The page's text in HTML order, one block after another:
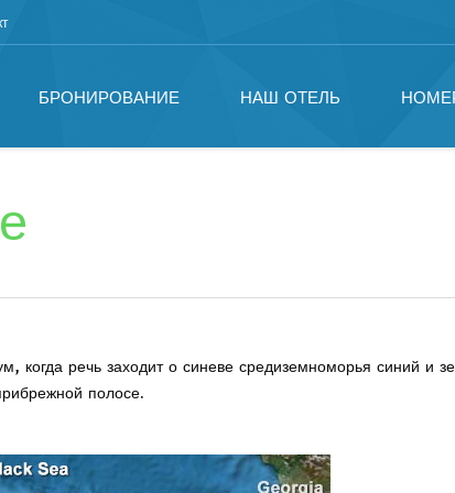
БРОНИРОВАНИЕ НАШ ОТЕЛЬ
когда речь заходит о синеве средиземноморья синий и
полосе.